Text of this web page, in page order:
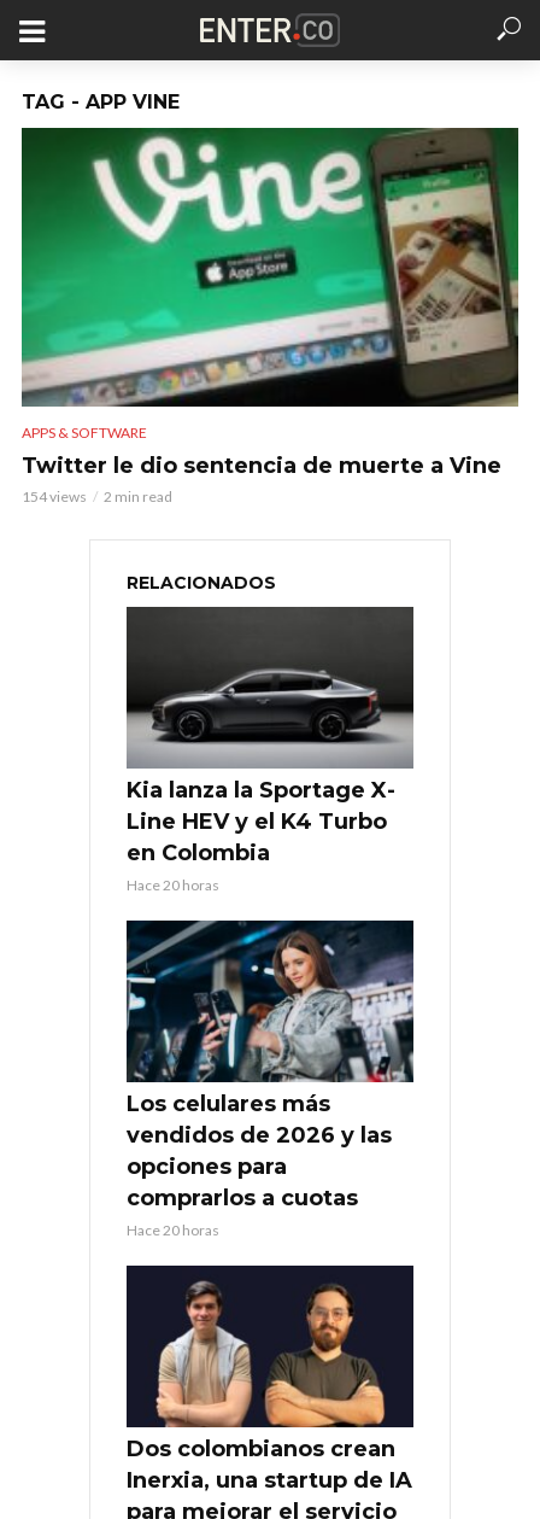
TAG - APP VINE
APPS & SOFTWARE
Twitter le dio sentencia de muerte a Vine
154 views 2 min read
RELACIONADOS
Kia lanza la Sportage X-
Line HEV y el K4 Turbo
en Colombia
Hace 20 horas
Los celulares más
vendidos de 2026 y las
opciones para
comprarlos a cuotas
Hace 20 horas
Dos colombianos crean
Inerxia, una startup de IA
para mejorar el servicio